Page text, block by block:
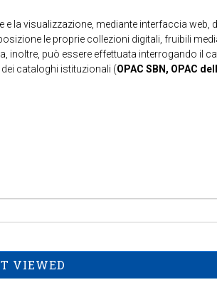
e la visualizzazione, mediante interfaccia
le proprie collezioni digitali, fruibili
può essere effettuata interrogando il
cataloghi istituzionali (OPAC SBN, OPAC
VIEWED